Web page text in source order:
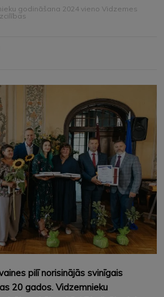
godināšana 2024 vieno Vidzemes
pilī norisinājās svinīgais
20 gados. Vidzemnieku